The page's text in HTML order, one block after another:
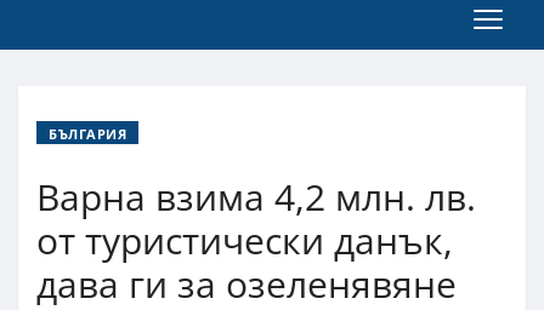
БЪЛГАРИЯ
Варна взима 4,2 млн. лв.
от туристически данък,
дава ги за озеленявяне